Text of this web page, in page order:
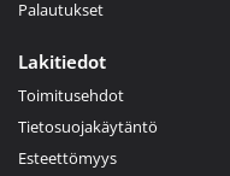
Palautukset
Lakitiedot
Toimitusehdot
Tietosuojakäytäntö
Esteettömyys